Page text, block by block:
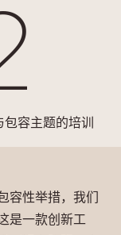
容主题的培训
容性举措，我们
是一款创新工